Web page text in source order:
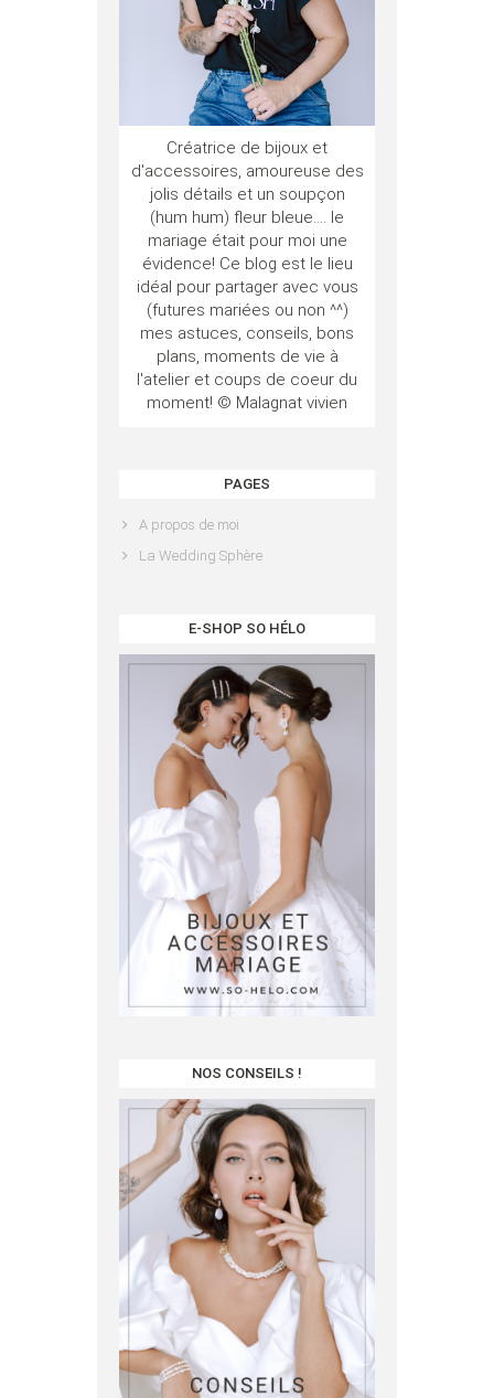
Créatrice de bijoux et
d'accessoires, amoureuse des
jolis détails et un soupçon
(hum hum) fleur bleue.... le
mariage était pour moi une
évidence! Ce blog est le lieu
idéal pour partager avec vous
(futures mariées ou non ^^)
mes astuces, conseils, bons
plans, moments de vie à
l'atelier et coups de coeur du
moment! © Malagnat vivien
PAGES
A propos de moi
La Wedding Sphère
E-SHOP SO HÉLO
NOS CONSEILS !